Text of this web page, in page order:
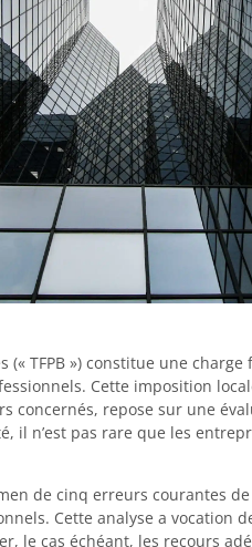
TFPB ») constitue une
Cette imposition
concernés, repose sur une
il n’est pas rare que les
de cinq erreurs courantes
Cette analyse a vocation
le cas échéant, les recours